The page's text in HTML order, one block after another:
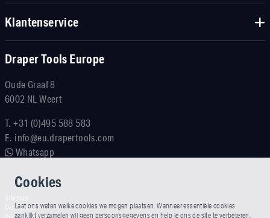
Klantenservice
Draper Tools Europe
Oude Graaf 8
6002 NL Weert
T.+31 (0)495 588 583
E. info@eu.drapertools.com
Whatsapp
Disclaimer
Cookies
Laat ons weten welke cookies we mogen plaatsen. Wanneer essentiële cookies
aanklikt verzamelen wij geen persoonsgegevens en help je ons de site te verbeteren.